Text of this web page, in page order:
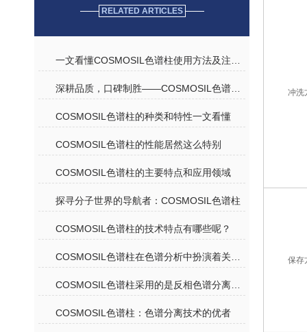
RELATED ARTICLES
COSMOSIL色谱柱的种类和特性一文看懂
COSMOSIL色谱柱的性能居然这么特别
COSMOSIL色谱柱的主要特点和应用领域
探寻分子世界的导航者：COSMOSIL色谱柱
COSMOSIL色谱柱的技术特点有哪些呢？
COSMOSIL色谱柱：色谱分离技术的优者
冲洗
保存